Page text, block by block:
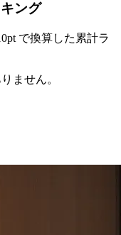
ング
で換算した累計ラ
ません。